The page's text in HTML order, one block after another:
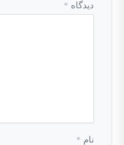
دیدگاه *
نام *